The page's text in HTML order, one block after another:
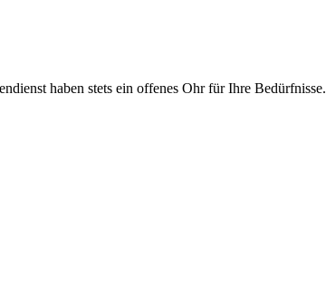
haben stets ein offenes Ohr für Ihre Bedürfnisse.